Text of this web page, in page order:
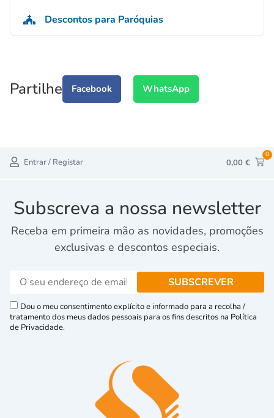
Descontos para Paróquias
Partilhe Facebook WhatsApp
Entrar / Registar 0,00 €
0
Subscreva a nossa newsletter
Receba em primeira mão as novidades, promoções
exclusivas e descontos especiais.
Dou o meu consentimento explícito e informado para a recolha /
tratamento dos meus dados pessoais para os fins descritos na Política
de Privacidade.